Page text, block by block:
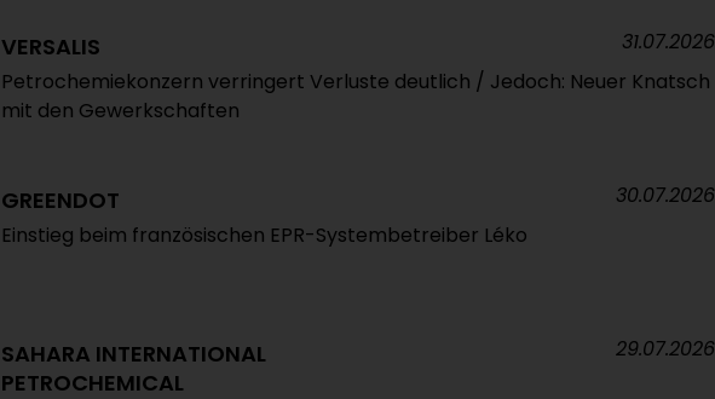
VERSALIS
Petrochemiekonzern verringert Verluste deutlich / Jedoch: Neuer Knatsch
mit den Gewerkschaften
31.07.2026
GREENDOT
Einstieg beim französischen EPR-Systembetreiber Léko
30.07.2026
SAHARA INTERNATIONAL
PETROCHEMICAL
29.07.2026